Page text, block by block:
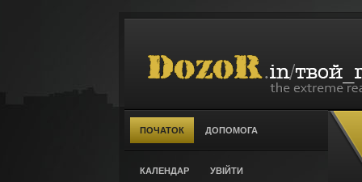
ПОЧАТОК ДОПОМОГА
КАЛЕНДАР УВІЙТИ